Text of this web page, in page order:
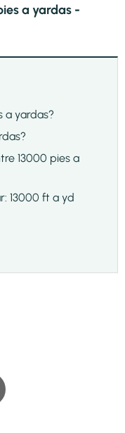
a yardas -
a yardas?
13000 pies a
13000 ft a yd